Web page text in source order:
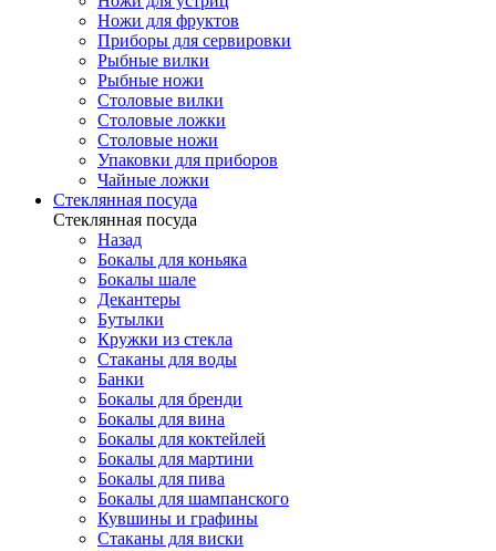
Ножи для фруктов
Приборы для сервировки
Рыбные вилки
Рыбные ножи
Столовые вилки
Столовые ложки
Столовые ножи
Упаковки для приборов
Чайные ложки
Стеклянная посуда
Стеклянная посуда
Назад
Бокалы для коньяка
Бокалы шале
Декантеры
Бутылки
Кружки из стекла
Стаканы для воды
Банки
Бокалы для бренди
Бокалы для вина
Бокалы для коктейлей
Бокалы для мартини
Бокалы для пива
Бокалы для шампанского
Кувшины и графины
Стаканы для виски